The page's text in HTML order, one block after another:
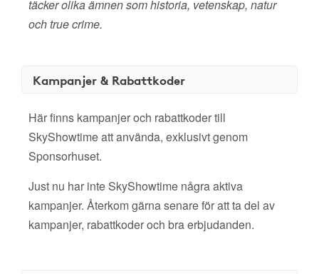
täcker olika ämnen som historia, vetenskap, natur
och true crime.
Kampanjer & Rabattkoder
Här finns kampanjer och rabattkoder till
SkyShowtime att använda, exklusivt genom
Sponsorhuset.
Just nu har inte SkyShowtime några aktiva
kampanjer. Återkom gärna senare för att ta del av
kampanjer, rabattkoder och bra erbjudanden.